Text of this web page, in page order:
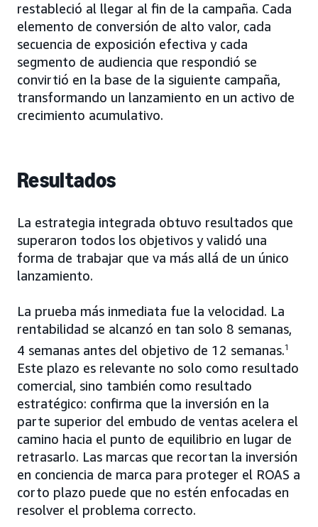
restableció al llegar al fin de la campaña. Cada
elemento de conversión de alto valor, cada
secuencia de exposición efectiva y cada
segmento de audiencia que respondió se
convirtió en la base de la siguiente campaña,
transformando un lanzamiento en un activo de
crecimiento acumulativo.
Resultados
La estrategia integrada obtuvo resultados que
superaron todos los objetivos y validó una
forma de trabajar que va más allá de un único
lanzamiento.
La prueba más inmediata fue la velocidad. La
rentabilidad se alcanzó en tan solo 8 semanas,
4 semanas antes del objetivo de 12 semanas.1
Este plazo es relevante no solo como resultado
comercial, sino también como resultado
estratégico: confirma que la inversión en la
parte superior del embudo de ventas acelera el
camino hacia el punto de equilibrio en lugar de
retrasarlo. Las marcas que recortan la inversión
en conciencia de marca para proteger el ROAS a
corto plazo puede que no estén enfocadas en
resolver el problema correcto.